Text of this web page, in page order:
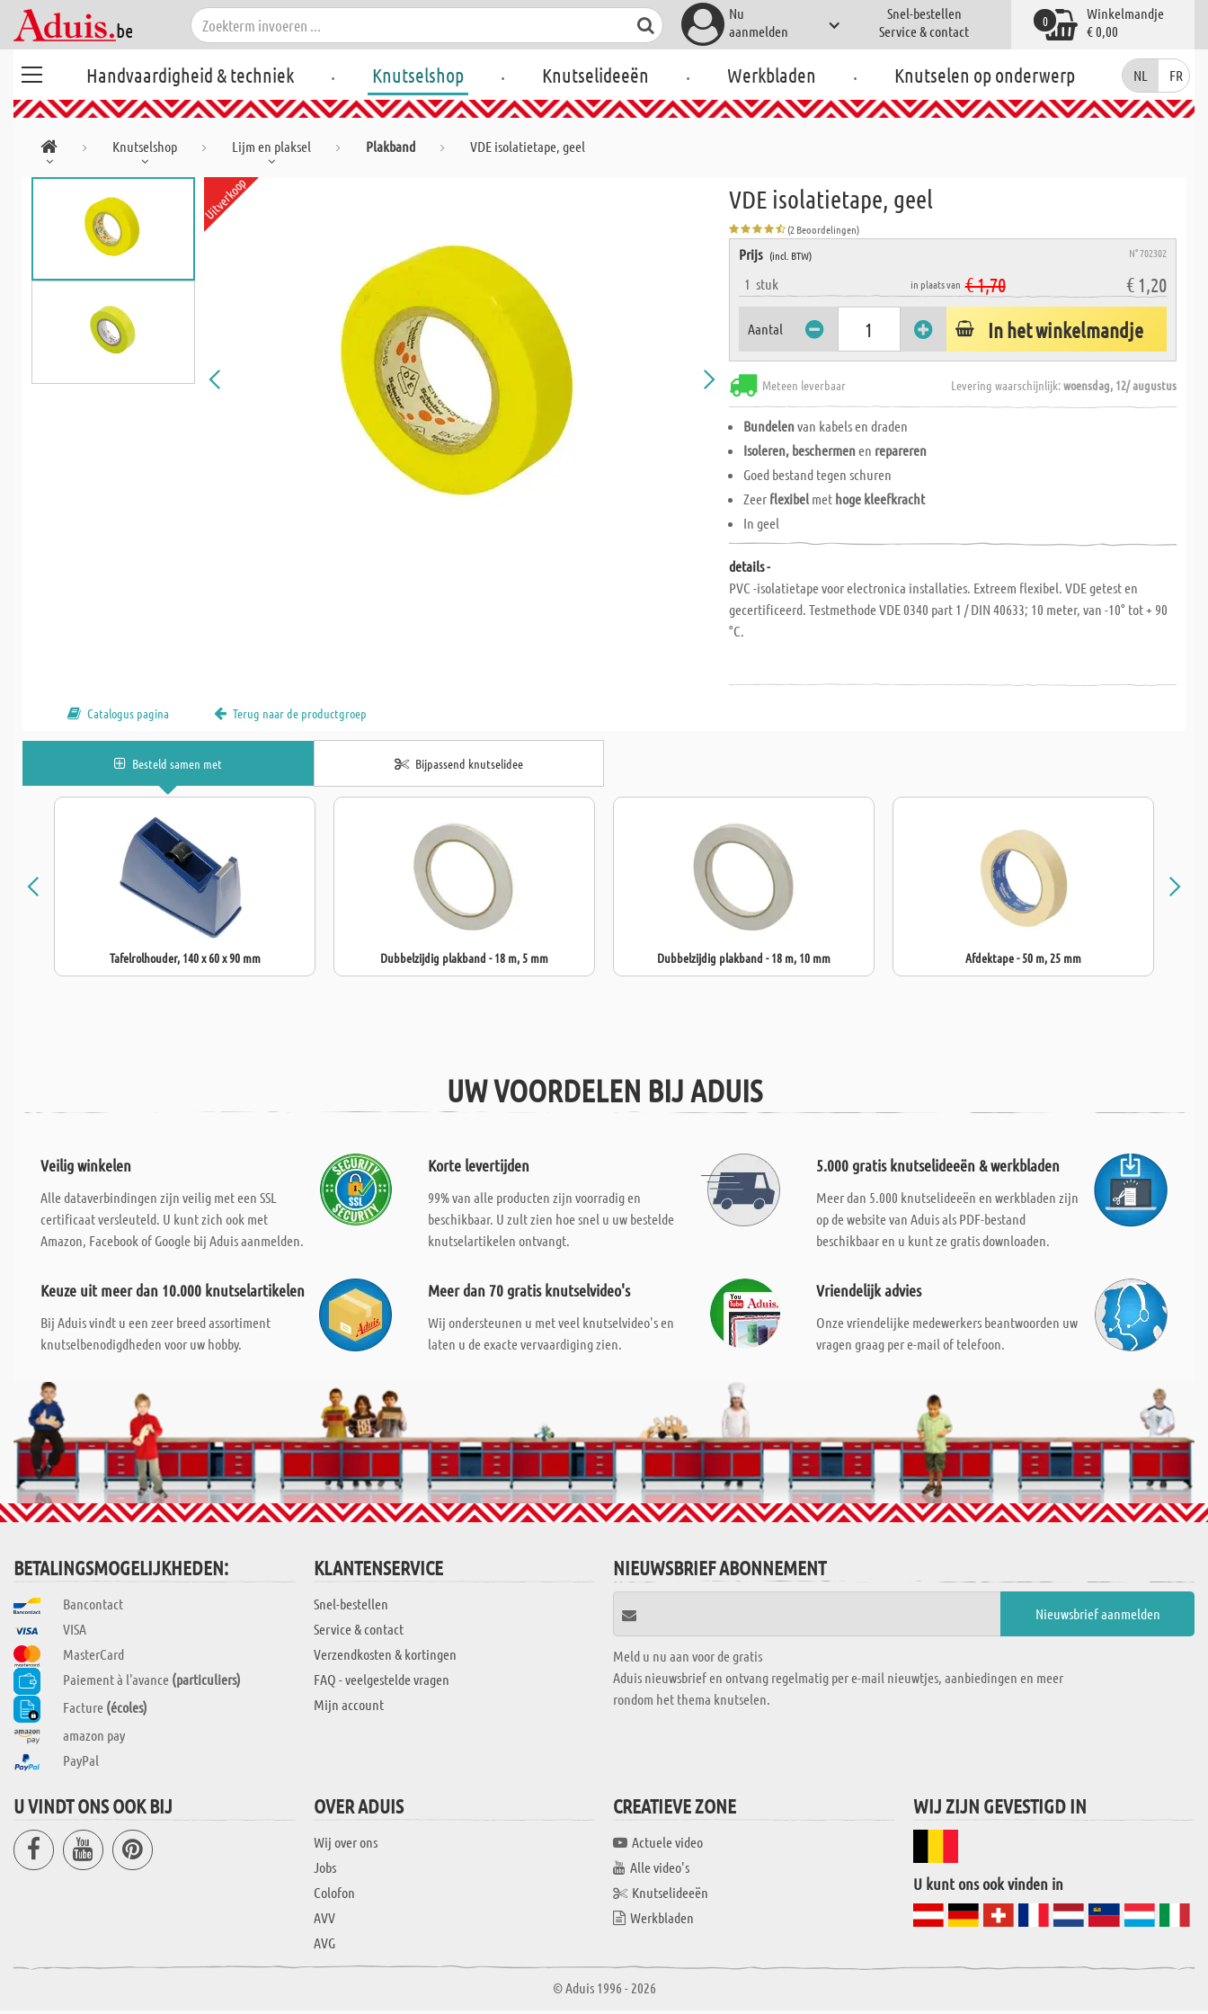
Nu
aanmelden
Snel-bestellen
Service & contact
Winkelmandje
€ 0,00
0
Handvaardigheid & techniek . Knutselshop . Knutselideeën . Werkbladen . Knutselen op onderwerp NL FR
Knutselshop Lijm en plaksel Plakband VDE isolatietape, geel
Uitverkoop VDE isolatietape, geel
(2 Beoordelingen)
Prijs (incl. BTW) N° 702302
1stuk in plaats van € 1,70 € 1,20
Aantal In het winkelmandje
Meteen leverbaar Levering waarschijnlijk:woensdag, 12/ augustus
Bundelenvan kabels en draden
Isoleren, beschermenen repareren
Goed bestand tegen schuren
Zeer flexibelmet hoge kleefkracht
In geel
details -
PVC -isolatietape voor electronica installaties. Extreem flexibel. VDE getest en
gecertificeerd. Testmethode VDE 0340 part 1 / DIN 40633; 10 meter, van -10° tot + 90
°C.
Catalogus pagina Terug naar de productgroep
Besteld samen met Bijpassend knutselidee
Tafelrolhouder, 140 x 60 x 90 mm Dubbelzijdig plakband - 18 m, 5 mm Dubbelzijdig plakband - 18 m, 10 mm Afdektape - 50 m, 25 mm
UW VOORDELEN BIJ ADUIS
Veilig winkelen
Alle dataverbindingen zijn veilig met een SSL
certificaat versleuteld. U kunt zich ook met
Amazon, Facebook of Google bij Aduis aanmelden.
Korte levertijden
99% van alle producten zijn voorradig en
beschikbaar. U zult zien hoe snel u uw bestelde
knutselartikelen ontvangt.
5.000 gratis knutselideeën & werkbladen
Meer dan 5.000 knutselideeën en werkbladen zijn
op de website van Aduis als PDF-bestand
beschikbaar en u kunt ze gratis downloaden.
Keuze uit meer dan 10.000 knutselartikelen
Bij Aduis vindt u een zeer breed assortiment
knutselbenodigdheden voor uw hobby.
Meer dan 70 gratis knutselvideo's
Wij ondersteunen u met veel knutselvideo's en
laten u de exacte vervaardiging zien.
Vriendelijk advies
Onze vriendelijke medewerkers beantwoorden uw
vragen graag per e-mail of telefoon.
BETALINGSMOGELIJKHEDEN:
Bancontact
VISA
MasterCard
Paiement à l'avance (particuliers)
Facture (écoles)
amazon pay
PayPal
KLANTENSERVICE
Snel-bestellen
Service & contact
Verzendkosten & kortingen
FAQ - veelgestelde vragen
Mijn account
NIEUWSBRIEF ABONNEMENT
Meld u nu aan voor de gratis
Aduis nieuwsbrief en ontvang regelmatig per e-mail nieuwtjes, aanbiedingen en meer
rondom het thema knutselen.
U VINDT ONS OOK BIJ OVER ADUIS
Wij over ons
Jobs
Colofon
AVV
AVG
CREATIEVE ZONE
Actuele video
Alle video's
Knutselideeën
Werkbladen
WIJ ZIJN GEVESTIGD IN
U kunt ons ook vinden in
© Aduis 1996 - 2026